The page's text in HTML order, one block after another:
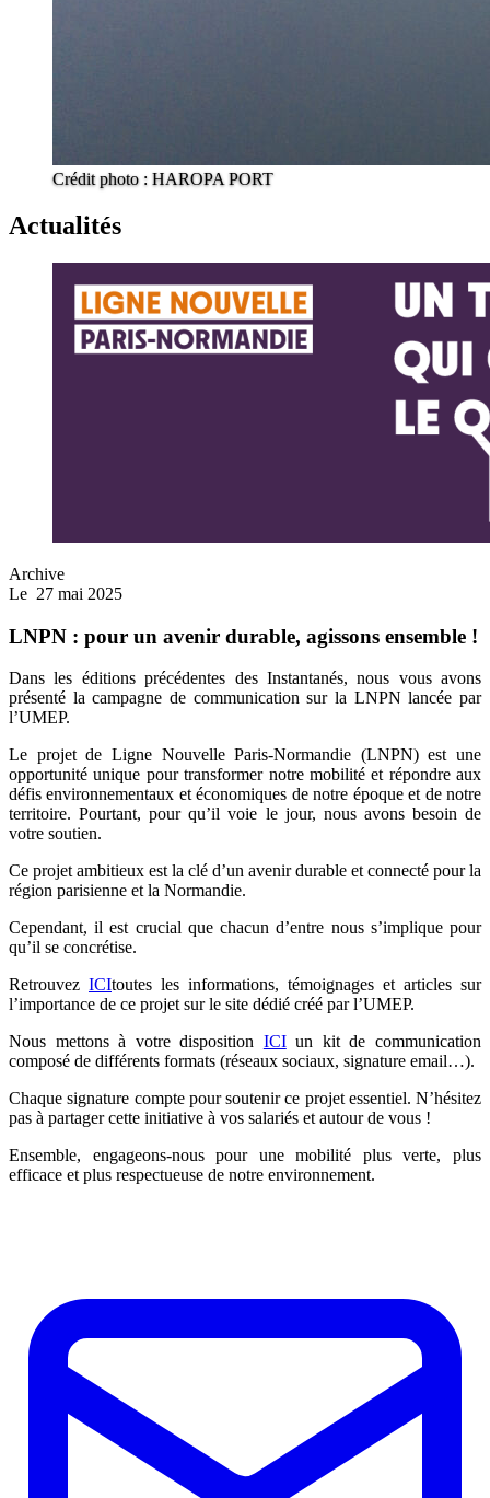
Crédit photo : HAROPA PORT
Actualités
Archive
Le 27 mai 2025
LNPN : pour un avenir durable, agissons ensemble !
Dans les éditions précédentes des Instantanés, nous vous avons
présenté la campagne de communication sur la LNPN lancée par
l’UMEP.
Le projet de Ligne Nouvelle Paris-Normandie (LNPN) est une
opportunité unique pour transformer notre mobilité et répondre aux
défis environnementaux et économiques de notre époque et de notre
territoire. Pourtant, pour qu’il voie le jour, nous avons besoin de
votre soutien.
Ce projet ambitieux est la clé d’un avenir durable et connecté pour la
région parisienne et la Normandie.
Cependant, il est crucial que chacun d’entre nous s’implique pour
qu’il se concrétise.
Retrouvez ICItoutes les informations, témoignages et articles sur
l’importance de ce projet sur le site dédié créé par l’UMEP.
Nous mettons à votre disposition ICIun kit de communication
composé de différents formats (réseaux sociaux, signature email…).
Chaque signature compte pour soutenir ce projet essentiel. N’hésitez
pas à partager cette initiative à vos salariés et autour de vous !
Ensemble, engageons-nous pour une mobilité plus verte, plus
efficace et plus respectueuse de notre environnement.